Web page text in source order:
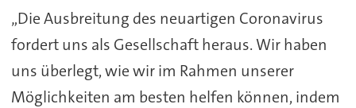
„Die Ausbreitung des neuartigen Coronavirus
fordert uns als Gesellschaft heraus. Wir haben
uns überlegt, wie wir im Rahmen unserer
Möglichkeiten am besten helfen können, indem